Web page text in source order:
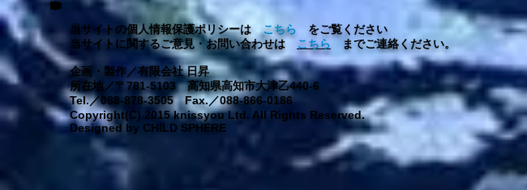
当サイトの個人情報保護ポリシーはこちら をご覧ください
当サイトに関するご意見・お問い合わせは こちら までご連絡ください。
企画・製作／有限会社 日昇
所在地／〒781-5103 高知県高知市大津乙440-6
Tel.／088-878-3505 Fax.／088-866-0186
Copyright(C) 2015 knissyou Ltd. All Rights Reserved.
Designed by CHILD SPHERE